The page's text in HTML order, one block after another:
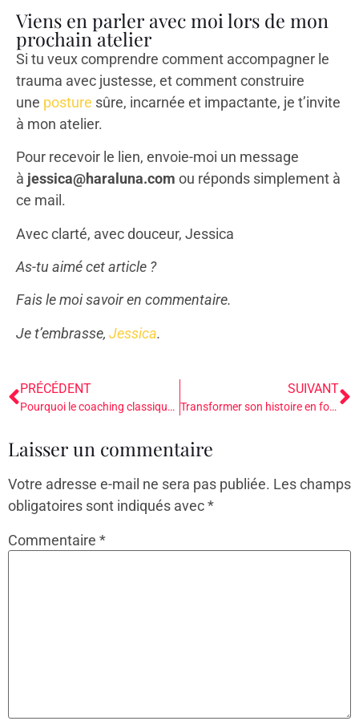
Viens en parler avec moi lors de mon
prochain atelier
Si tu veux comprendre comment accompagner le
trauma avec justesse, et comment construire
une posture sûre, incarnée et impactante, je t’invite
à mon atelier.
Pour recevoir le lien, envoie-moi un message
à jessica@haraluna.com ou réponds simplement à
ce mail.
Avec clarté, avec douceur, Jessica
As-tu aimé cet article ?
Fais le moi savoir en commentaire.
Je t’embrasse, Jessica.
PRÉCÉDENT
Pourquoi le coaching classique, la thérapie traditionnelle et l’accompagnement général ne suffisent plus (et ce que le somatique apporte de plus)
SUIVANT
Transformer son histoire en force pour mieux accompagner
Laisser un commentaire
Votre adresse e-mail ne sera pas publiée. Les champs
obligatoires sont indiqués avec*
Commentaire *